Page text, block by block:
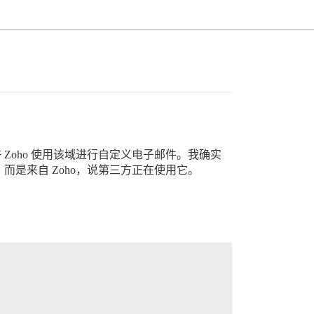
使用该域进行自定义电子邮件。我确实
是来自 Zoho，说第三方正在使用它。